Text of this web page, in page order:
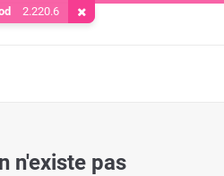
n'existe pas
2.220.6 Supprimer le cookie